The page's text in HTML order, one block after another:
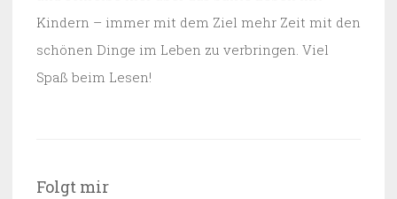
Kindern – immer mit dem Ziel mehr Zeit mit den
schönen Dinge im Leben zu verbringen. Viel
Spaß beim Lesen!
Folgt mir